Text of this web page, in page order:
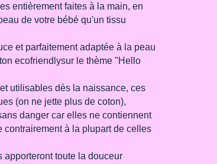
entièrement faites à la main, en
de votre bébé qu'un tissu
et parfaitement adaptée à la peau
ecofriendlysur le thème "Hello
utilisables dès la naissance, ces
(on ne jette plus de coton),
danger car elles ne contiennent
contrairement à la plupart de celles
apporteront toute la douceur